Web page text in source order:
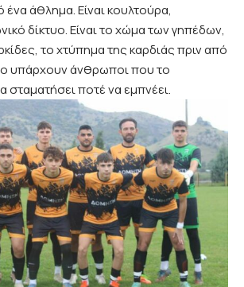
άθλημα. Είναι κουλτούρα,
δίκτυο. Είναι το χώμα των γηπέδων,
το χτύπημα της καρδιάς πριν από
υπάρχουν άνθρωποι που το
σταματήσει ποτέ να εμπνέει.